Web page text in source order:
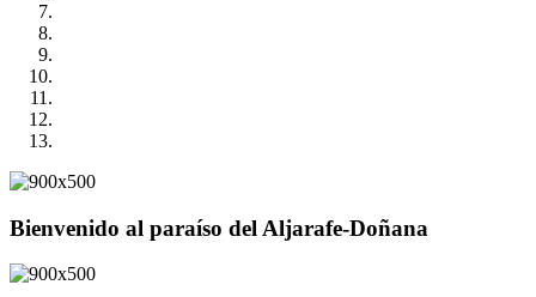
Bienvenido al paraíso del Aljarafe-Doñana